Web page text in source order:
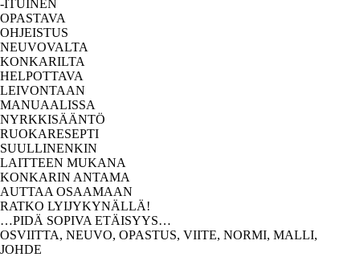
-ITUINEN
OPASTAVA
OHJEISTUS
NEUVOVALTA
KONKARILTA
HELPOTTAVA
LEIVONTAAN
MANUAALISSA
NYRKKISÄÄNTÖ
RUOKARESEPTI
SUULLINENKIN
LAITTEEN MUKANA
KONKARIN ANTAMA
AUTTAA OSAAMAAN
RATKO LYIJYKYNÄLLÄ!
…PIDÄ SOPIVA ETÄISYYS…
OSVIITTA, NEUVO, OPASTUS, VIITE, NORMI, MALLI,
JOHDE